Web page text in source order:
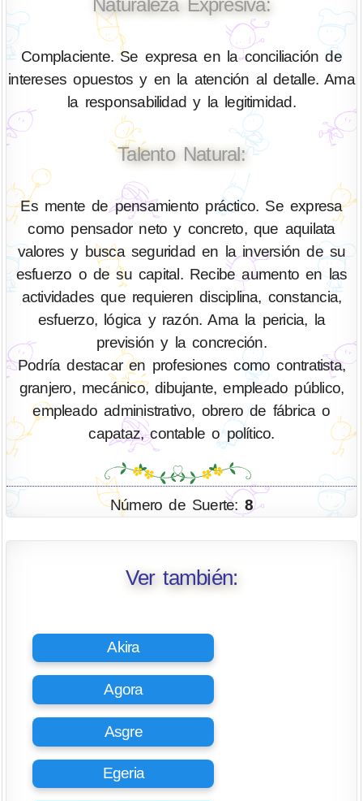
Naturaleza Expresiva:
Complaciente. Se expresa en la conciliación de
intereses opuestos y en la atención al detalle. Ama
la responsabilidad y la legitimidad.
Talento Natural:
Es mente de pensamiento práctico. Se expresa
como pensador neto y concreto, que aquilata
valores y busca seguridad en la inversión de su
esfuerzo o de su capital. Recibe aumento en las
actividades que requieren disciplina, constancia,
esfuerzo, lógica y razón. Ama la pericia, la
previsión y la concreción.
Podría destacar en profesiones como contratista,
granjero, mecánico, dibujante, empleado público,
empleado administrativo, obrero de fábrica o
capataz, contable o político.
Número de Suerte: 8
Ver también:
Akira
Agora
Asgre
Egeria